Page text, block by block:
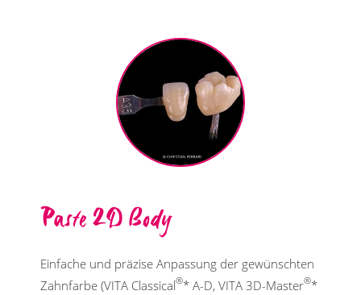
Paste 2D Body
Einfache und präzise Anpassung der gewünschten
Zahnfarbe (VITA Classical®* A-D, VITA 3D-Master®*